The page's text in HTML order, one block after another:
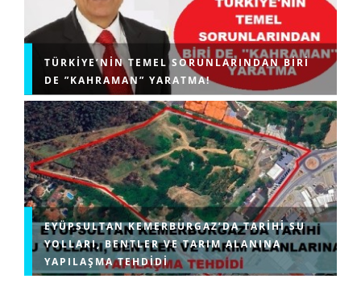
TÜRKIYE’NIN TEMEL SORUNLARINDAN BIRI
DE ”KAHRAMAN” YARATMA!
EYÜPSULTAN KEMERBURGAZ’DA TARIHI SU
YOLLARI, BENTLER VE TARIM ALANINA
YAPILAŞMA TEHDIDI